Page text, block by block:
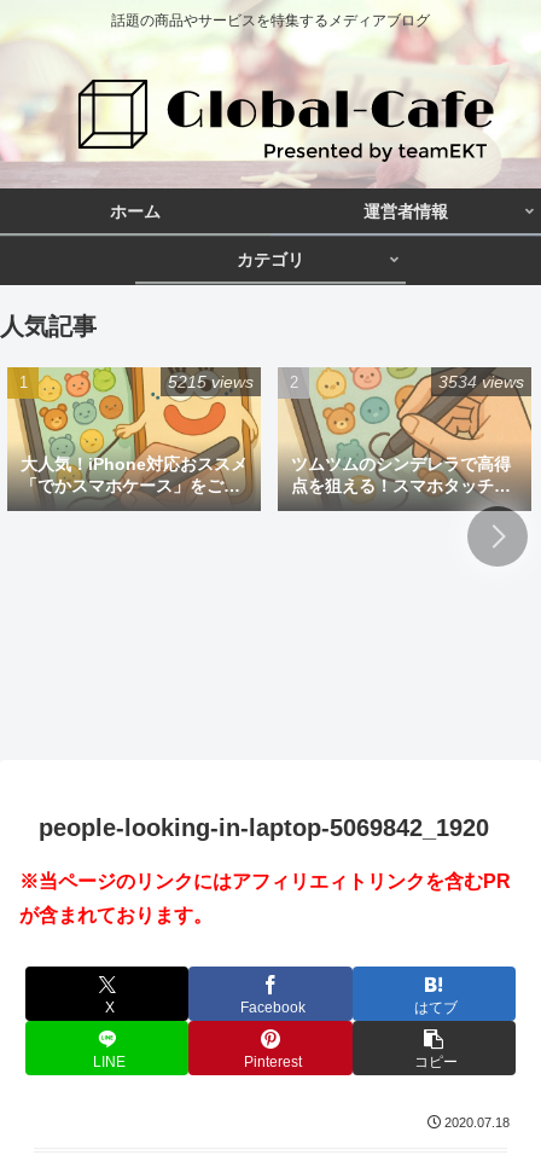
話題の商品やサービスを特集するメディアブログ
ホーム 運営者情報
カテゴリ
人気記事
大人気！iPhone対応おススメ
「でかスマホケース」をご紹
介
5215 views
ツムツムのシンデレラで高得
点を狙える！スマホタッチペ
ン
3534 views
people-looking-in-laptop-5069842_1920
※当ページのリンクにはアフィリエィトリンクを含むPR
が含まれております。
X Facebook はてブ
LINE Pinterest コピー
2020.07.18